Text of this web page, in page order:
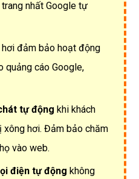
nhất Google tự
đảm bảo hoạt động
quảng cáo Google,
tự động khi khách
xông hơi. Đảm bảo chăm
vào web.
điện tự động không